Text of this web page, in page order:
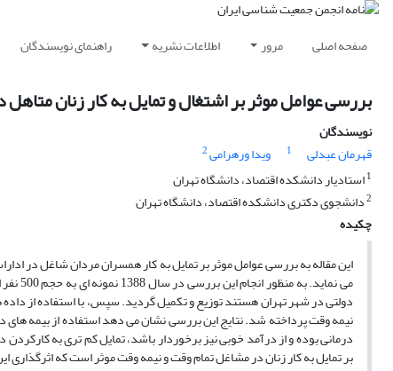
صفحه اصلی مرور اطلاعات نشریه راهنمای نویسندگان
بررسی عوامل موثر بر اشتغال و تمایل به کار زنان
نویسندگان
قهرمان عبدلی
1 ویدا ورهرامی2
1استادیار دانشکده اقتصاد، دانشگاه تهران
2دانشجوی دکتری دانشکده اقتصاد، دانشگاه تهران
چکیده
این مقاله به بررسی عوامل موثر بر تمایل به کار همسران مردان شاغل در
می
دولتی در شهر تهران هستند توزیع و تکمیل گردید. سپس، با استفاده از
نیمه وقت پرداخته شد. نتایج این بررسی نشان می دهد استفاده از بیمه
درمانی بوده و از درآمد خوبی نیز برخوردار باشد، تمایل کم تری به
بر تمایل به کار زنان در مشاغل تمام وقت و نیمه وقت موثر است که